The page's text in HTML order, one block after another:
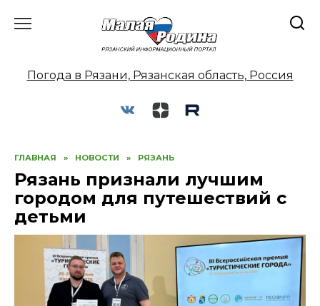
Погода в Рязани, Рязанская область, Россия
ГЛАВНАЯ » НОВОСТИ » РЯЗАНЬ
Рязань признали лучшим
городом для путешествий с
детьми